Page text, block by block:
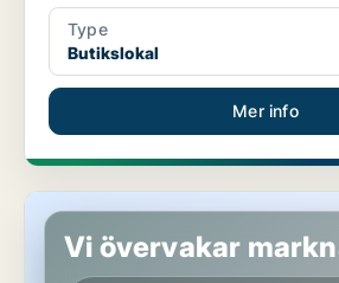
Type
Butikslokal
Mer info
Butikslokal i Enköping
Vi övervakar